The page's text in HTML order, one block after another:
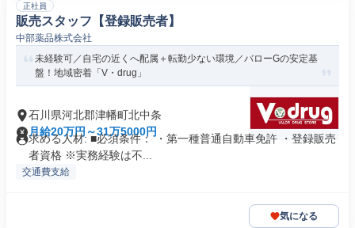
正社員
販売スタッフ【登録販売者】
中部薬品株式会社
未経験可／自宅の近くへ配属＋転勤少ない環境／バローGの安定基
盤！地域密着「V・drug」
石川県河北郡津幡町北中条
月給20万円～31万5000円
求める人材: ■必須条件： ・第一種普通自動車免許 ・登録販売
者資格 ※実務経験は不...
交通費支給
気になる